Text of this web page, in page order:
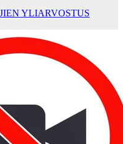
YLIARVOSTUS